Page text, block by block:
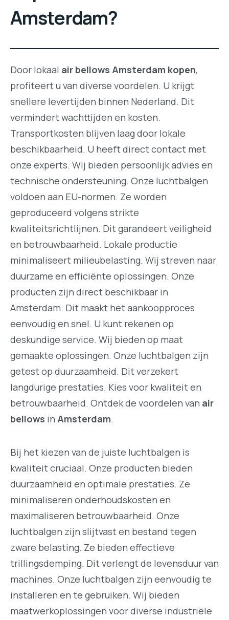
Amsterdam?
Door lokaal air bellows Amsterdam kopen,
profiteert u van diverse voordelen. U krijgt
snellere levertijden binnen Nederland. Dit
vermindert wachttijden en kosten.
Transportkosten blijven laag door lokale
beschikbaarheid. U heeft direct contact met
onze experts. Wij bieden persoonlijk advies en
technische ondersteuning. Onze luchtbalgen
voldoen aan EU-normen. Ze worden
geproduceerd volgens strikte
kwaliteitsrichtlijnen. Dit garandeert veiligheid
en betrouwbaarheid. Lokale productie
minimaliseert milieubelasting. Wij streven naar
duurzame en efficiënte oplossingen. Onze
producten zijn direct beschikbaar in
Amsterdam. Dit maakt het aankoopproces
eenvoudig en snel. U kunt rekenen op
deskundige service. Wij bieden op maat
gemaakte oplossingen. Onze luchtbalgen zijn
getest op duurzaamheid. Dit verzekert
langdurige prestaties. Kies voor kwaliteit en
betrouwbaarheid. Ontdek de voordelen van air
bellows in Amsterdam.
Bij het kiezen van de juiste luchtbalgen is
kwaliteit cruciaal. Onze producten bieden
duurzaamheid en optimale prestaties. Ze
minimaliseren onderhoudskosten en
maximaliseren betrouwbaarheid. Onze
luchtbalgen zijn slijtvast en bestand tegen
zware belasting. Ze bieden effectieve
trillingsdemping. Dit verlengt de levensduur van
machines. Onze luchtbalgen zijn eenvoudig te
installeren en te gebruiken. Wij bieden
maatwerkoplossingen voor diverse industriële